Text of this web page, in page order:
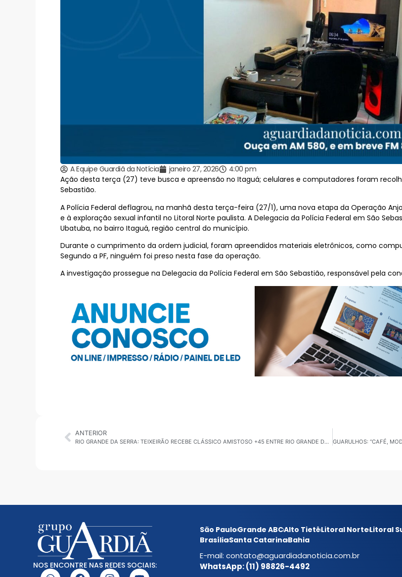
A Equipe Guardiã da Notícia janeiro 27, 2026
4:00 pm
Ação desta terça (27) teve busca e apreensão no Itaguá; celulares e computadores foram
Sebastião.
A Polícia Federal deflagrou, na manhã desta terça-feira (27/1), uma nova etapa da Operação
e à exploração sexual infantil no Litoral Norte paulista. A Delegacia da Polícia Federal em São
Ubatuba, no bairro Itaguá, região central do município.
Durante o cumprimento da ordem judicial, foram apreendidos materiais eletrônicos, como
Segundo a PF, ninguém foi preso nesta fase da operação.
A investigação prossegue na Delegacia da Polícia Federal em São Sebastião, responsável pela
ANTERIOR
RIO GRANDE DA SERRA: TEIXEIRÃO RECEBE CLÁSSICO AMISTOSO +45 ENTRE RIO GRANDE DA SERRA E RIBEIRÃO PIRES
NOS ENCONTRE NAS REDES SOCIAIS:
São PauloGrande ABCAlto TietêLitoral NorteLitoral
BrasíliaSanta CatarinaBahia
E-mail: contato@aguardiadanoticia.com.br
WhatsApp: (11) 98826-4492